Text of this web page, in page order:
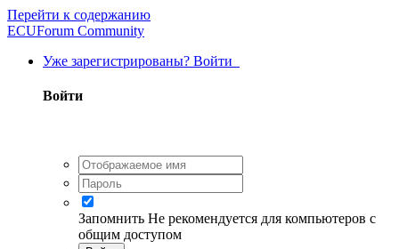
Перейти к содержанию
ECUForum Community
Уже зарегистрированы? Войти
Войти
Запомнить Не рекомендуется для компьютеров с
общим доступом